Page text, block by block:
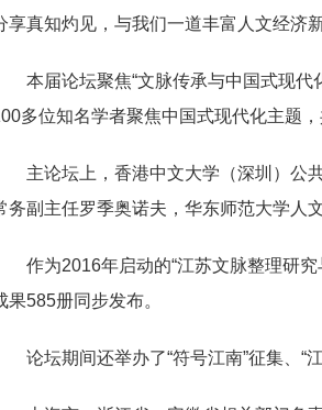
享真知灼见，与我们一道丰富人文经济
本届论坛聚焦“文脉传承与中国式现代化
多位知名学者聚焦中国式现代化主题
主论坛上，香港中文大学（深圳）公共
务副主任罗季奥诺夫，华东师范大学人
作为2016年启动的“江苏文脉整理研究
果585册同步发布。
论坛期间还举办了“符号江南”征集、“江